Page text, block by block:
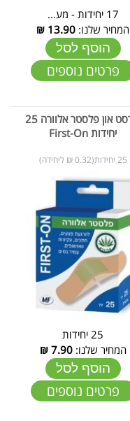
17 יחידות - מע...
המחיר שלנו: 13.90
₪
הוסף לסל
פרטים נוספים
פירסט און פלסטר אלוורה 25
יחידות First-On
25 יחידות(0.32 ₪ ליחידה)
25 יחידות
המחיר שלנו:7.90
₪
הוסף לסל
פרטים נוספים